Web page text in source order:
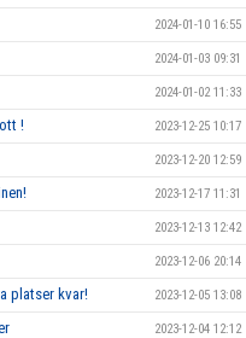
2024-01-10 16:55
2024-01-03 09:31
2024-01-02 11:33
! 2023-12-25 10:17
2023-12-20 12:59
2023-12-17 11:31
2023-12-13 12:42
2023-12-06 20:14
platser kvar! 2023-12-05 13:08
2023-12-04 12:12